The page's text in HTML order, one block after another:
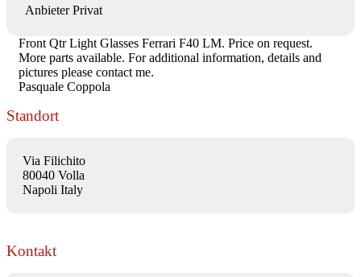
Anbieter Privat
Front Qtr Light Glasses Ferrari F40 LM. Price on request.
More parts available. For additional information, details and
pictures please contact me.
Pasquale Coppola
Standort
Via Filichito
80040 Volla
Napoli Italy
Kontakt